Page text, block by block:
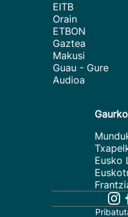
EITB
Orain
ETBON
Gaztea
Makusi
Guau - Gure
Audioa
Eusko